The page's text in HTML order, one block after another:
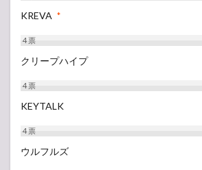
KREVA *
4票
クリープハイプ
4票
KEYTALK
4票
ウルフルズ